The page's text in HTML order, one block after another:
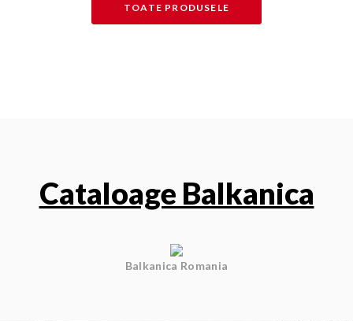
TOATE PRODUSELE
Cataloage Balkanica
Balkanica Romania